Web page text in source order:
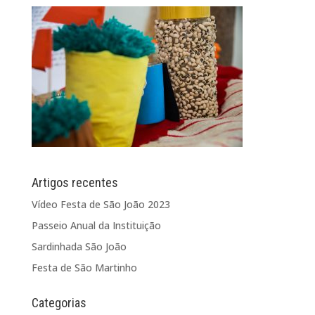
Artigos recentes
Vídeo Festa de São João 2023
Passeio Anual da Instituição
Sardinhada São João
Festa de São Martinho
Categorias